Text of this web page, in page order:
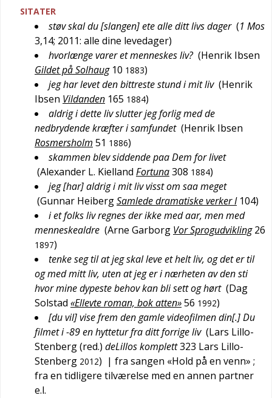
SITATER
støv skal du [slangen] ete alle ditt livs dager (1 Mos
3,14; 2011: alle dine levedager)
hvorlænge varer et menneskes liv? (Henrik Ibsen
Gildet på Solhaug 10 1883)
jeg har levet den bittreste stund i mit liv (Henrik
Ibsen Vildanden 165 1884)
aldrig i dette liv slutter jeg forlig med de
nedbrydende kræfter i samfundet (Henrik Ibsen
Rosmersholm 51 1886)
skammen blev siddende paa Dem for livet
(Alexander L. Kielland Fortuna308 1884)
jeg [har] aldrig i mit liv visst om saa meget
(Gunnar HeibergSamlede dramatiske verker I 104)
i et folks liv regnes der ikke med aar, men med
menneskealdre (Arne Garborg Vor Sprogudvikling 26
1897)
tenke seg til at jeg skal leve et helt liv, og det er til
og med mitt liv, uten at jeg er i nærheten av den sti
hvor mine dypeste behov kan bli sett og hørt (Dag
Solstad «Ellevte roman, bok atten»56 1992)
[du vil] vise frem den gamle videofilmen din[.] Du
filmet i -89 en hyttetur fra ditt forrige liv (Lars Lillo-
Stenberg (red.) deLillos komplett323 Lars Lillo-
Stenberg 2012) | fra sangen «Hold på en venn» ;
fra en tidligere tilværelse med en annen partner
e.l.